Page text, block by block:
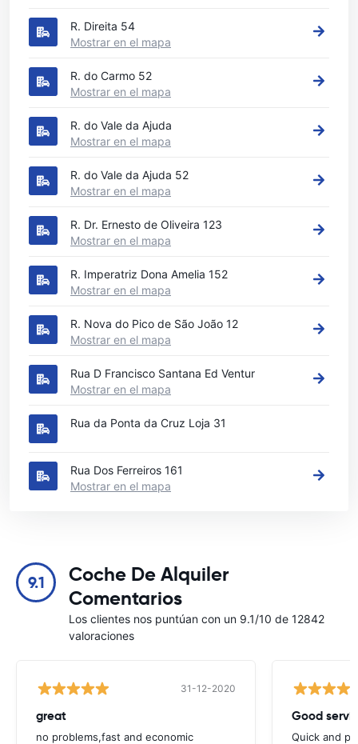
R. Direita 54
Mostrar en el mapa
R. do Carmo 52
Mostrar en el mapa
R. do Vale da Ajuda
Mostrar en el mapa
R. do Vale da Ajuda 52
Mostrar en el mapa
R. Dr. Ernesto de Oliveira 123
Mostrar en el mapa
R. Imperatriz Dona Amelia 152
Mostrar en el mapa
R. Nova do Pico de São João 12
Mostrar en el mapa
Rua D Francisco Santana Ed Ventur
Mostrar en el mapa
Rua da Ponta da Cruz Loja 31
Rua Dos Ferreiros 161
Mostrar en el mapa
9.1
Coche De Alquiler
Comentarios
Los clientes nos puntúan con un 9.1/10 de 12842
valoraciones
31-12-2020
great
no problems,fast and economic
Good
Quick and